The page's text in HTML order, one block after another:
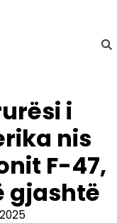
i
nis
F-47,
gjashtë